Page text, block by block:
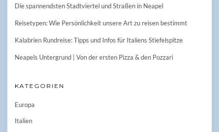
Die spannendsten Stadtviertel und Straßen in Neapel
Reisetypen: Wie Persönlichkeit unsere Art zu reisen bestimmt
Kalabrien Rundreise: Tipps und Infos für Italiens Stiefelspitze
Neapels Untergrund | Von der ersten Pizza & den Pozzari
KATEGORIEN
Europa
Italien